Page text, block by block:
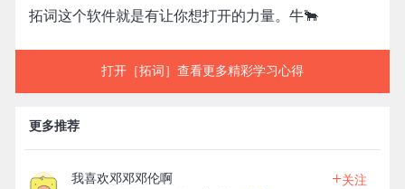
拓词这个软件就是有让你想打开的力量。牛🐂
打开［拓词］查看更多精彩学习心得
更多推荐
我喜欢邓邓邓伦啊 +关注